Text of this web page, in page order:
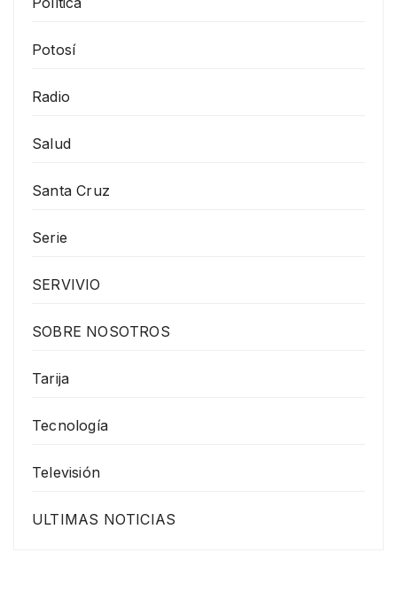
Potosí
Radio
Salud
Santa Cruz
Serie
SERVIVIO
SOBRE NOSOTROS
Tarija
Tecnología
Televisión
ULTIMAS NOTICIAS